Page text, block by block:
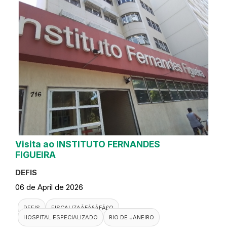
Visita ao INSTITUTO FERNANDES
FIGUEIRA
DEFIS
06 de April de 2026
DEFIS
FISCALIZAÃƑÂ§ÃƑÂ£O
HOSPITAL ESPECIALIZADO
RIO DE JANEIRO